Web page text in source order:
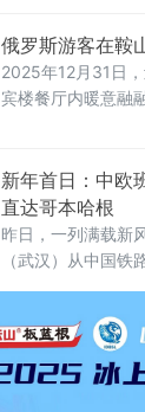
特车站的快运直达
至俄罗斯莫斯科的
少要运时45天时
河市雄飞集团经理
俄罗斯游客在鞍
2025年12月31日
宾楼餐厅内暖意融
院长刘琳热情地向
巧，一步步耐心地
致地学习，大家一
的文化和习俗，分
新年首日：中欧
直达哥本哈根
昨日，一列满载新
（武汉）从中国铁
向着丹麦首都哥本
列（武汉）在新年
与北欧经贸往来注
作续写崭新篇章。